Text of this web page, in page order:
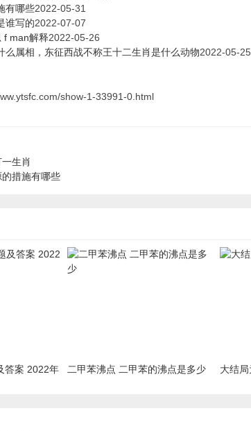
有哪些2022-05-31
谁写的2022-07-07
f man解释2022-05-26
么属相，东征西战不称王十二生肖是什么动物2022-05-25
show-1-33991-0.html
生肖
措施有哪些
答案 2022年
二甲苯沸点 二甲苯的沸点是多少 大结